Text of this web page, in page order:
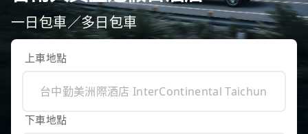
一日包車／多日包車
上車地點
下車地點